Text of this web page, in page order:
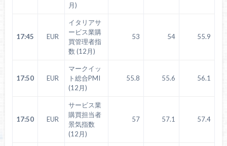
月)
17:45 EUR
イタリアサ
ービス業購
買管理者指
数 (12月)
53 54 55.9
17:50 EUR
マークイッ
ト総合PMI
(12月)
55.8 55.6 56.1
17:50 EUR
サービス業
購買担当者
景気指数
(12月)
57 57.1 57.4